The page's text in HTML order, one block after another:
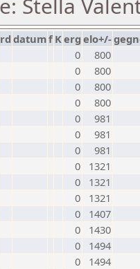
Stella
rd datumf Kerg elo+/-
0
800
0
800
0
800
0
800
0
981
0
981
0
981
0
1321
0
1321
0
1321
0
1407
0
1430
0
1494
0
1494